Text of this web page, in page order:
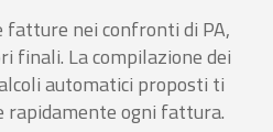
fatture nei confronti di PA,
finali. La compilazione dei
automatici proposti ti
rapidamente ogni fattura.